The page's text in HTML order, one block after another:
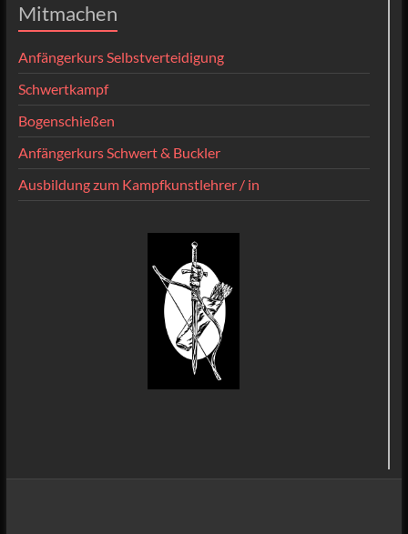
Mitmachen
Anfängerkurs Selbstverteidigung
Schwertkampf
Bogenschießen
Anfängerkurs Schwert & Buckler
Ausbildung zum Kampfkunstlehrer / in